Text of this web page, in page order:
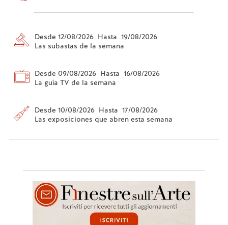
Desde 12/08/2026 Hasta 19/08/2026
Las subastas de la semana
Desde 09/08/2026 Hasta 16/08/2026
La guía TV de la semana
Desde 10/08/2026 Hasta 17/08/2026
Las exposiciones que abren esta semana